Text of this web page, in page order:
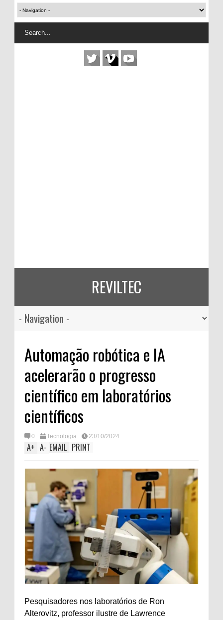
REVILTEC
Automação robótica e IA
acelerarão o progresso
científico em laboratórios
científicos
0 Tecnologia 23/10/2024
A+ A- EMAIL PRINT
Pesquisadores nos laboratórios de Ron
Alterovitz, professor ilustre de Lawrence